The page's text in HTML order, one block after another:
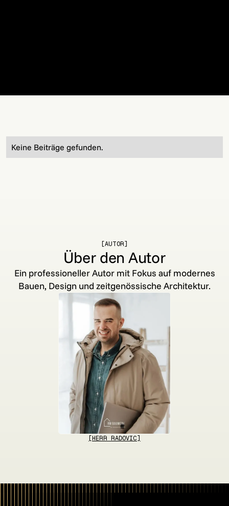
Keine Beiträge gefunden.
[AUTOR]
Über den Autor
Ein professioneller Autor mit Fokus auf modernes
Bauen, Design und zeitgenössische Architektur.
[HERR RADOVIC]